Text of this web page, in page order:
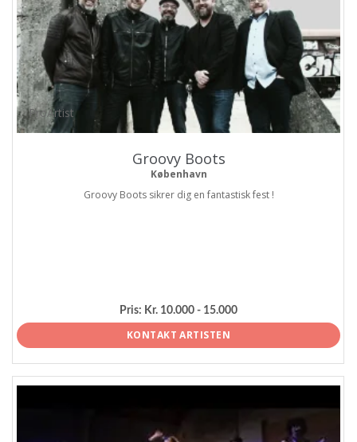
ProArtist
Groovy Boots
København
Groovy Boots sikrer dig en fantastisk fest !
Pris: Kr. 10.000 - 15.000
KONTAKT ARTISTEN